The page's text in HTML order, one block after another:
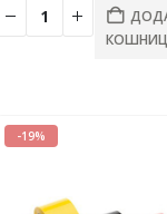
was:
-19%